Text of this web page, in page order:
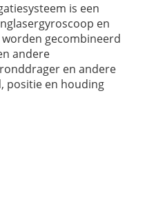
is een
en
gecombineerd
andere
en andere
positie en houding